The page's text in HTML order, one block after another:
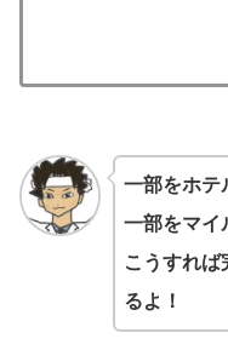
一部をホテ
一部をマイ
こうすれば
るよ！